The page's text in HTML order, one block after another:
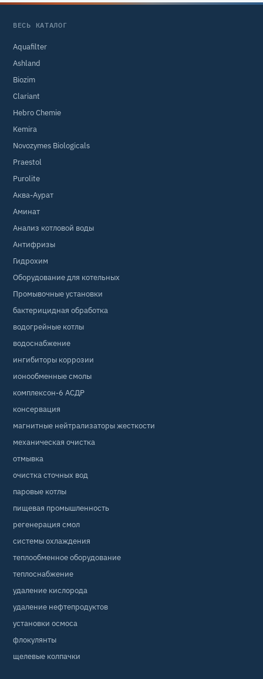
ВЕСЬ КАТАЛОГ
Aquafilter
Ashland
Biozim
Clariant
Hebro Chemie
Kemira
Novozymes Biologicals
Praestol
Purolite
Аква-Аурат
Аминат
Анализ котловой воды
Антифризы
Гидрохим
Оборудование для котельных
Промывочные установки
бактерицидная обработка
водогрейные котлы
водоснабжение
ингибиторы коррозии
ионообменные смолы
комплексон-6 АСДР
консервация
магнитные нейтрализаторы жесткости
механическая очистка
отмывка
очистка сточных вод
паровые котлы
пищевая промышленность
регенерация смол
системы охлаждения
теплообменное оборудование
теплоснабжение
удаление кислорода
удаление нефтепродуктов
установки осмоса
флокулянты
щелевые колпачки